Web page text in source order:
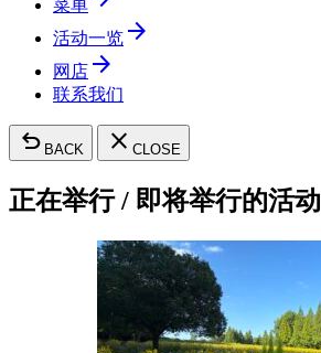
菜单
活动一览 arrow_forward
网店 arrow_forward
联系我们
undo BACK close CLOSE
正在举行 / 即将举行的活动